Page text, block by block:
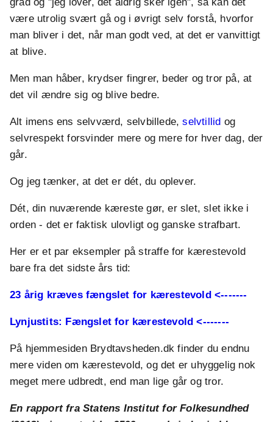
være utrolig svært gå og i øvrigt selv forstå, hvorfor
man bliver i det, når man godt ved, at det er vanvittigt
at blive.
Men man håber, krydser fingrer, beder og tror på, at
det vil ændre sig og blive bedre.
Alt imens ens selvværd, selvbillede,selvtillid og
selvrespekt forsvinder mere og mere for hver dag, der
går.
Og jeg tænker, at det er dét, du oplever.
Dét, din nuværende kæreste gør, er slet, slet ikke i
orden - det er faktisk ulovligt og ganske strafbart.
Her er et par eksempler på straffe for kærestevold
bare fra det sidste års tid:
23 årig kræves fængslet for kærestevold <-------
Lynjustits: Fængslet for kærestevold <-------
På hjemmesiden Brydtavsheden.dk finder du endnu
mere viden om kærestevold, og det er uhyggelig nok
meget mere udbredt, end man lige går og tror.
En rapport fra Statens Institut for Folkesundhed